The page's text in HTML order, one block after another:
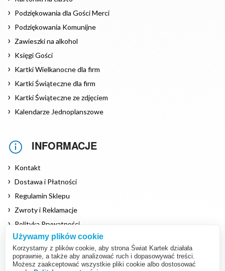
Podziękowania dla Gości Merci
Podziękowania Komunijne
Zawieszki na alkohol
Księgi Gości
Kartki Wielkanocne dla firm
Kartki Świąteczne dla firm
Kartki Świąteczne ze zdjęciem
Kalendarze Jednoplanszowe
INFORMACJE
Kontakt
Dostawa i Płatności
Regulamin Sklepu
Zwroty i Reklamacje
Polityka Prywatności
Polityka Cookies
Używamy plików cookie
Korzystamy z plików cookie, aby strona Świat Kartek działała
poprawnie, a także aby analizować ruch i dopasowywać treści.
Możesz zaakceptować wszystkie pliki cookie albo dostosować